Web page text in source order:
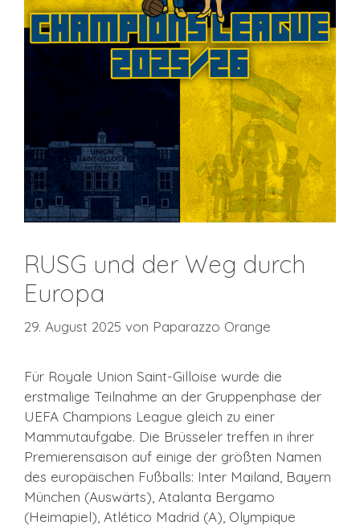
RUSG und der Weg durch
Europa
29. August 2025 von Paparazzo Orange
Für Royale Union Saint-Gilloise wurde die
erstmalige Teilnahme an der Gruppenphase der
UEFA Champions League gleich zu einer
Mammutaufgabe. Die Brüsseler treffen in ihrer
Premierensaison auf einige der größten Namen
des europäischen Fußballs: Inter Mailand, Bayern
München (Auswärts), Atalanta Bergamo
(Heimapiel), Atlético Madrid (A), Olympique